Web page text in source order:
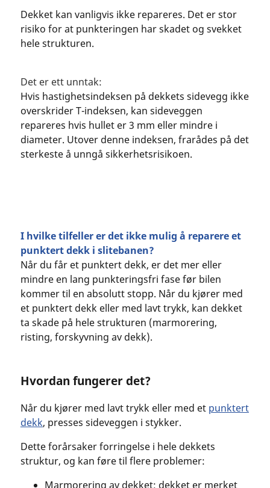
Dekket kan vanligvis ikke repareres. Det er stor
risiko for at punkteringen har skadet og svekket
hele strukturen.
Det er ett unntak:
Hvis hastighetsindeksen på dekkets sidevegg ikke
overskrider T-indeksen, kan sideveggen
repareres hvis hullet er 3 mm eller mindre i
diameter. Utover denne indeksen, frarådes på det
sterkeste å unngå sikkerhetsrisikoen.
I hvilke tilfeller er det ikke mulig å reparere et
punktert dekk i slitebanen?
Når du får et punktert dekk, er det mer eller
mindre en lang punkteringsfri fase før bilen
kommer til en absolutt stopp. Når du kjører med
et punktert dekk eller med lavt trykk, kan dekket
ta skade på hele strukturen (marmorering,
risting, forskyvning av dekk).
Hvordan fungerer det?
Når du kjører med lavt trykk eller med et punktert
dekk, presses sideveggen i stykker.
Dette forårsaker forringelse i hele dekkets
struktur, og kan føre til flere problemer:
Marmorering av dekket: dekket er merket